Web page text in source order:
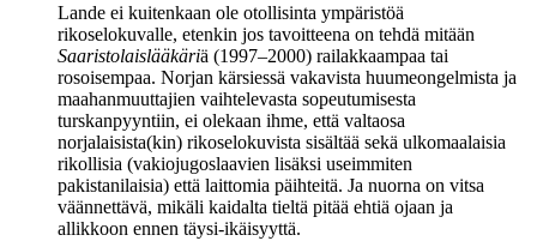
Lande ei kuitenkaan ole otollisinta ympäristöä
rikoselokuvalle, etenkin jos tavoitteena on tehdä mitään
Saaristolaislääkäriä (1997–2000) railakkaampaa tai
rosoisempaa. Norjan kärsiessä vakavista huumeongelmista ja
maahanmuuttajien vaihtelevasta sopeutumisesta
turskanpyyntiin, ei olekaan ihme, että valtaosa
norjalaisista(kin) rikoselokuvista sisältää sekä ulkomaalaisia
rikollisia (vakiojugoslaavien lisäksi useimmiten
pakistanilaisia) että laittomia päihteitä. Ja nuorna on vitsa
väännettävä, mikäli kaidalta tieltä pitää ehtiä ojaan ja
allikkoon ennen täysi-ikäisyyttä.